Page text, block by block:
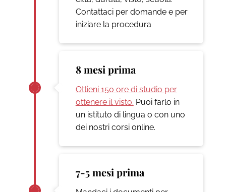
Contattaci per domande e per
iniziare la procedura
8 mesi prima
Ottieni 150 ore di studio per
ottenere il visto. Puoi farlo in
un istituto di lingua o con uno
dei nostri corsi online.
7-5 mesi prima